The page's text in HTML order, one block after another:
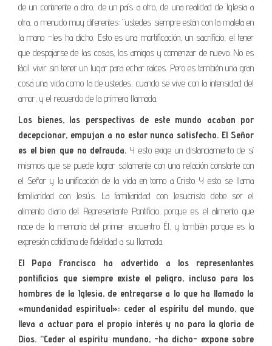
de un continente a otro, de un país a otro, de una realidad de Iglesia a
otra, a menudo muy diferentes: “ustedes siempre están con la maleta en
la mano –les ha dicho. Esto es una mortificación, un sacrificio, el tener
que despojarse de las cosas, los amigos y comenzar de nuevo. No es
fácil vivir sin tener un lugar para echar raíces. Pero es también una gran
cosa una vida como la de ustedes, cuando se vive con la intensidad del
amor, y el recuerdo de la primera llamada.
Los bienes, las perspectivas de este mundo acaban por
decepcionar, empujan a no estar nunca satisfecho. El Señor
es el bien que no defrauda. Y esto exige un distanciamiento de sí
mismos que se puede lograr solamente con una relación constante con
el Señor y la unificación de la vida en torno a Cristo. Y esto se llama
familiaridad con Jesús. La familiaridad con Jesucristo debe ser el
alimento diario del Representante Pontificio, porque es el alimento que
nace de la memoria del primer encuentro Él, y también porque es la
expresión cotidiana de fidelidad a su llamada.
El Papa Francisco ha advertido a los representantes
pontificios que siempre existe el peligro, incluso para los
hombres de la Iglesia, de entregarse a lo que ha llamado la
«mundanidad espiritual»: ceder al espíritu del mundo, que
lleva a actuar para el propio interés y no para la gloria de
Dios. “Ceder al espíritu mundano, -ha dicho- expone sobre